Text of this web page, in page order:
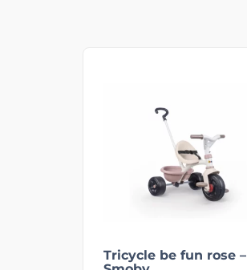
Tricycle be fun rose –